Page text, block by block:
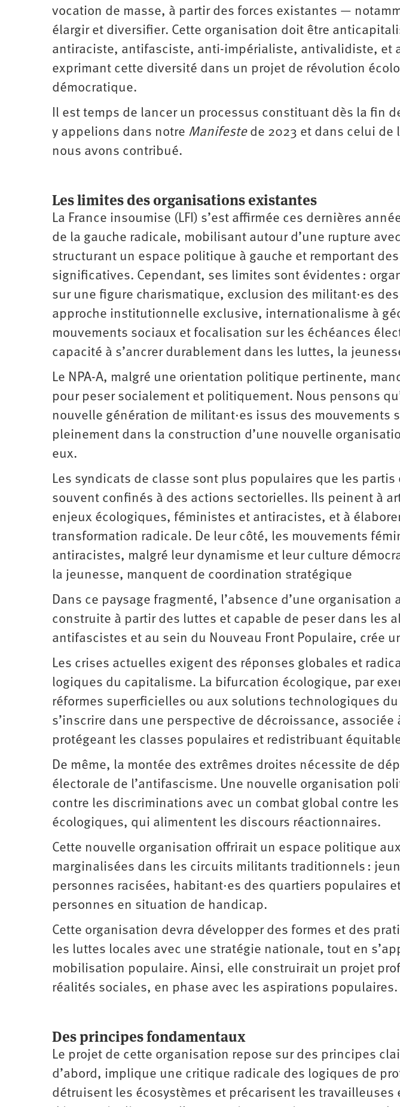
vocation de masse, à partir des forces existantes —
élargir et diversifier. Cette organisation doit être
antiraciste, antifasciste, anti-impérialiste, antivalidiste, et
exprimant cette diversité dans un projet de révolution
démocratique.
Il est temps de lancer un processus constituant dès la fin
y appelions dans notre Manifestede 2023 et dans celui de
nous avons contribué.
Les limites des organisations existantes
La France insoumise (LFI) s’est affirmée ces dernières
de la gauche radicale, mobilisant autour d’une rupture
structurant un espace politique à gauche et remportant
significatives. Cependant, ses limites sont évidentes :
sur une figure charismatique, exclusion des militant·es
approche institutionnelle exclusive, internationalisme à
mouvements sociaux et focalisation sur les échéances
capacité à s’ancrer durablement dans les luttes, la
Le NPA-A, malgré une orientation politique pertinente,
pour peser socialement et politiquement. Nous pensons
nouvelle génération de militant·es issus des mouvements
pleinement dans la construction d’une nouvelle
eux.
Les syndicats de classe sont plus populaires que les
souvent confinés à des actions sectorielles. Ils peinent à
enjeux écologiques, féministes et antiracistes, et à
transformation radicale. De leur côté, les mouvements
antiracistes, malgré leur dynamisme et leur culture
la jeunesse, manquent de coordination stratégique
Dans ce paysage fragmenté, l’absence d’une
construite à partir des luttes et capable de peser dans les
antifascistes et au sein du Nouveau Front Populaire, crée
Les crises actuelles exigent des réponses globales et
logiques du capitalisme. La bifurcation écologique, par
réformes superficielles ou aux solutions technologiques
s’inscrire dans une perspective de décroissance,
protégeant les classes populaires et redistribuant
De même, la montée des extrêmes droites nécessite de
électorale de l’antifascisme. Une nouvelle organisation
contre les discriminations avec un combat global contre
écologiques, qui alimentent les discours réactionnaires.
Cette nouvelle organisation offrirait un espace politique
marginalisées dans les circuits militants traditionnels :
personnes racisées, habitant·es des quartiers populaires
personnes en situation de handicap.
Cette organisation devra développer des formes et des
les luttes locales avec une stratégie nationale, tout en
mobilisation populaire. Ainsi, elle construirait un projet
réalités sociales, en phase avec les aspirations populaires.
Des principes fondamentaux
Le projet de cette organisation repose sur des principes
d’abord, implique une critique radicale des logiques de
détruisent les écosystèmes et précarisent les travailleuses